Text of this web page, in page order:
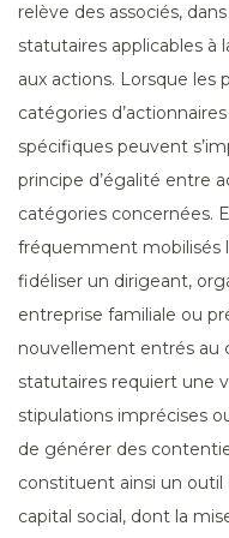
relève des associés,
statutaires applicables
aux actions. Lorsque les
catégories
spécifiques peuvent
principe d’égalité entre
catégories concernées.
fréquemment mobilisés
fidéliser un dirigeant,
entreprise familiale ou
nouvellement entrés au
statutaires requiert une
stipulations imprécises
de générer des
constituent ainsi un outil
capital social, dont la